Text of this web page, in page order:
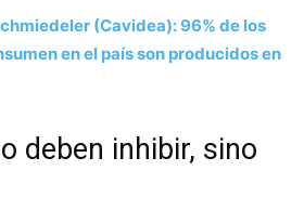
(Cavidea): 96% de los
en el país son producidos en
deben inhibir, sino